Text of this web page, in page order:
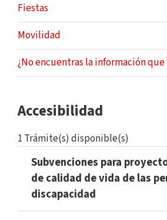
Fiestas
Movilidad
¿No encuentras la información que
Accesibilidad
1 Trámite(s) disponible(s)
Subvenciones para
de calidad de vida de las
discapacidad